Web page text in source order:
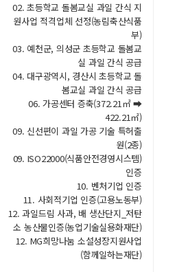
02. 초등학교 돌봄교실 과일 간식 지
원사업 적격업체 선정(농림축산식품
부)
03. 예천군, 의성군 초등학교 돌봄교
실 과일 간식 공급
04. 대구광역시, 경산시 초등학교 돌
봄교실 과일 간식 공급
06. 가공센터 증축(372.21㎡ ➡
422.21㎡)
09. 신선편이 과일 가공 기술 특허출
원(2종)
09. ISO22000(식품안전경영시스템)
인증
10. 벤처기업 인증
11. 사회적기업 인증(고용노동부)
12. 과일드림 사과, 배 생산단지_저탄
소 농산물인증(농업기술실용화재단)
12. MG희망나눔 소설성장지원사업
(함께일하는재단)